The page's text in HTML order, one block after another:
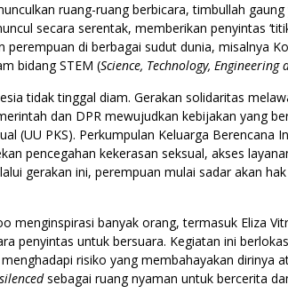
ruang-ruang berbicara, timbullah
secara serentak, memberikan penyintas
perempuan di berbagai sudut dunia, misalnya
bidang STEM (Science, Technology,
tidak tinggal diam. Gerakan solidaritas
dan DPR mewujudkan kebijakan yang
(UU PKS). Perkumpulan Keluarga
pencegahan kekerasan seksual, akses
gerakan ini, perempuan mulai sadar akan
menginspirasi banyak orang, termasuk Eliza
penyintas untuk bersuara. Kegiatan ini
risiko yang membahayakan dirinya
sebagai ruang nyaman untuk bercerita